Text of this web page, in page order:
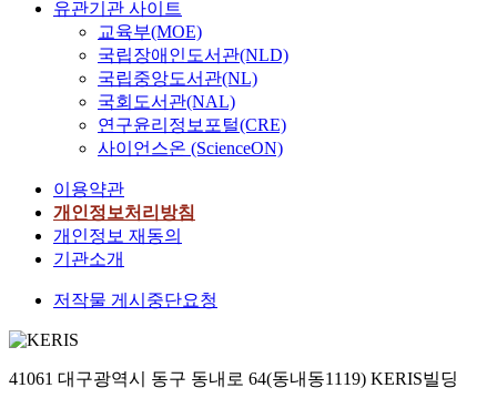
유관기관 사이트
교육부(MOE)
국립장애인도서관(NLD)
국립중앙도서관(NL)
국회도서관(NAL)
연구윤리정보포털(CRE)
사이언스온 (ScienceON)
이용약관
개인정보처리방침
개인정보 재동의
기관소개
저작물 게시중단요청
41061 대구광역시 동구 동내로 64(동내동1119) KERIS빌딩